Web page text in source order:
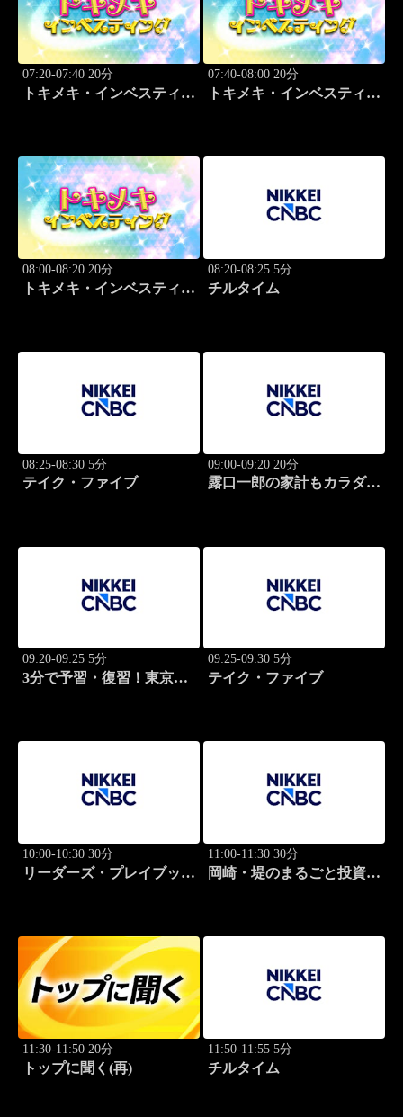
07:20-07:40 20分
トキメキ・インベスティン
07:40-08:00 20分
トキメキ・インベスティン
08:00-08:20 20分
トキメキ・インベスティン
08:20-08:25 5分
チルタイム
08:25-08:30 5分
テイク・ファイブ
09:00-09:20 20分
露口一郎の家計もカラダも
09:20-09:25 5分
3分で予習・復習！東京市
09:25-09:30 5分
テイク・ファイブ
10:00-10:30 30分
リーダーズ・プレイブック
11:00-11:30 30分
岡崎・堤のまるごと投資道
11:30-11:50 20分
トップに聞く(再)
11:50-11:55 5分
チルタイム